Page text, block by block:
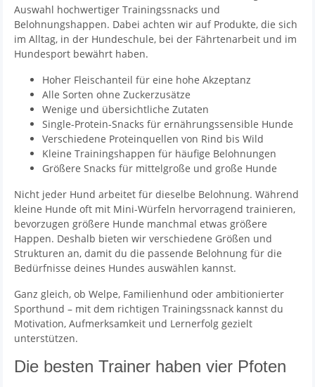
Auswahl hochwertiger Trainingssnacks und
Belohnungshappen. Dabei achten wir auf Produkte, die sich
im Alltag, in der Hundeschule, bei der Fährtenarbeit und im
Hundesport bewährt haben.
Hoher Fleischanteil für eine hohe Akzeptanz
Alle Sorten ohne Zuckerzusätze
Wenige und übersichtliche Zutaten
Single-Protein-Snacks für ernährungssensible Hunde
Verschiedene Proteinquellen von Rind bis Wild
Kleine Trainingshappen für häufige Belohnungen
Größere Snacks für mittelgroße und große Hunde
Nicht jeder Hund arbeitet für dieselbe Belohnung. Während
kleine Hunde oft mit Mini-Würfeln hervorragend trainieren,
bevorzugen größere Hunde manchmal etwas größere
Happen. Deshalb bieten wir verschiedene Größen und
Strukturen an, damit du die passende Belohnung für die
Bedürfnisse deines Hundes auswählen kannst.
Ganz gleich, ob Welpe, Familienhund oder ambitionierter
Sporthund – mit dem richtigen Trainingssnack kannst du
Motivation, Aufmerksamkeit und Lernerfolg gezielt
unterstützen.
Die besten Trainer haben vier Pfoten